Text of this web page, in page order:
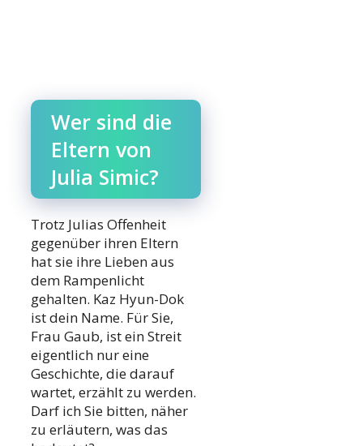
Wer sind die
Eltern von
Julia Simic?
Trotz Julias Offenheit
gegenüber ihren Eltern
hat sie ihre Lieben aus
dem Rampenlicht
gehalten. Kaz Hyun-Dok
ist dein Name. Für Sie,
Frau Gaub, ist ein Streit
eigentlich nur eine
Geschichte, die darauf
wartet, erzählt zu werden.
Darf ich Sie bitten, näher
zu erläutern, was das